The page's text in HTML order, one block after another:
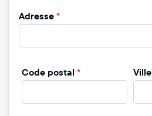
Adresse*
Code postal * Ville